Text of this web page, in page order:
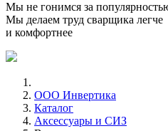
Мы не гонимся за
Мы делаем труд сварщика легче
и комфортнее
ООО Инвертика
Каталог
Аксессуары и СИЗ